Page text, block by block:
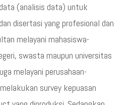
(analisis data) untuk
disertasi yang profesional dan
melayani mahasiswa-
swasta maupun universitas
melayani perusahaan-
survey kepuasan